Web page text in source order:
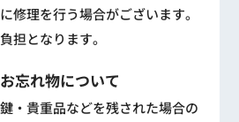
修理を行う場合がございます。
担となります。
忘れ物について
・貴重品などを残された場合の